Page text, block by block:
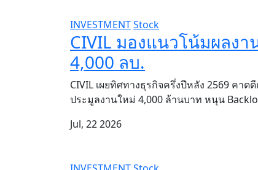
INVESTMENTStock
CIVIL มองแนวโน้มผลง
4,000 ลบ.
CIVIL เผยทิศทางธุรกิจครึ่งปีหลัง 2569 คา
ประมูลงานใหม่ 4,000 ล้านบาท หนุน
Jul, 22 2026